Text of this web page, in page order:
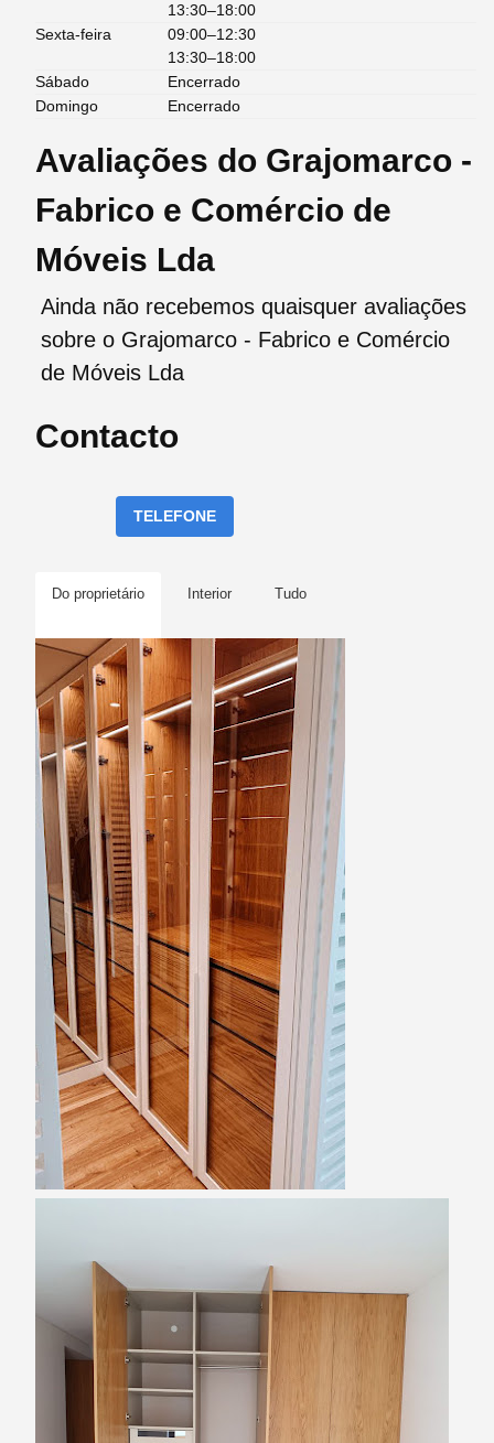
13:30–18:00
Sexta-feira
09:00–12:30
13:30–18:00
Sábado
Encerrado
Domingo
Encerrado
Avaliações do Grajomarco -
Fabrico e Comércio de
Móveis Lda
Ainda não recebemos quaisquer avaliações
sobre o Grajomarco - Fabrico e Comércio
de Móveis Lda
Contacto
TELEFONE
Do proprietário Interior Tudo